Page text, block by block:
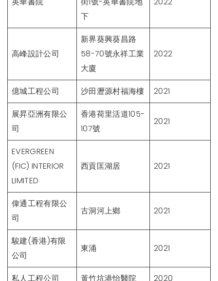
下
高峰設計公司
新界葵興葵昌路
58-70號永祥工業
大廈
2022
億城工程公司 沙田瀝源村福海樓 2021
展昇亞洲有限公
司
香港荷里活道105-
107號
2021
EVERGREEN
(FIC) INTERIOR
LIMITED
西貢匡湖居 2021
偉通工程有限公
司
古洞河上鄉 2021
駿建(香港)有限
公司
東涌 2021
私人工程公司 黃竹坑港怡醫院 2020